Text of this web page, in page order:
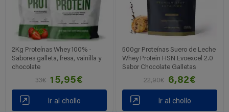
2Kg Proteínas Whey 100% -
Sabores galleta, fresa, vainilla y
chocolate
33€
15,95€
Ir al chollo
500gr Proteínas Suero de Leche
Whey Protein HSN Evoexcel 2.0
Sabor Chocolate Galletas
22,90€
6,82€
Ir al chollo